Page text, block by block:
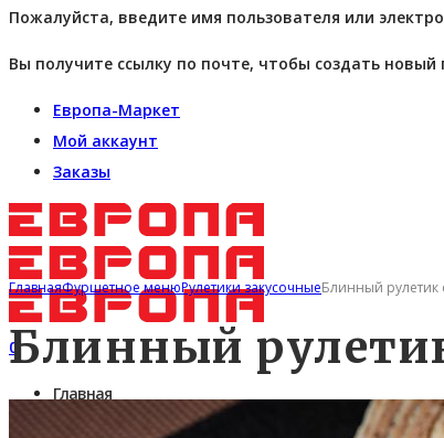
Пожалуйста, введите имя пользователя или
Вы получите ссылку по почте, чтобы создать новый
Европа-Маркет
Мой аккаунт
Заказы
0
Главная
Фуршетное меню
ГлавнаяФуршетное менюРулетики закусочныеБлинный рулетик
Блинный